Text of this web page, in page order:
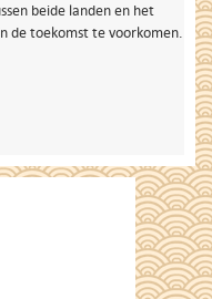
beide landen en het
de toekomst te voorkomen.